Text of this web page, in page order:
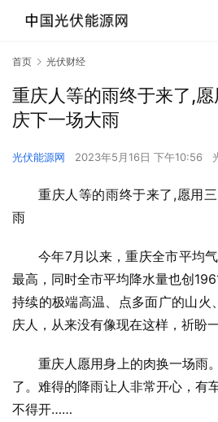
首页 光伏财经
重庆人等的雨终于来了,
庆下一场大雨
光伏能源网 2023年5月16日 下午10:56
重庆人等的雨终于来了,愿用
雨
今年7月以来，重庆全市平均
最高，同时全市平均降水量也创
持续的极端高温、点多面广的山
庆人，从来没有像现在这样，祈盼
重庆人愿用身上的肉换一场雨
了。难得的降雨让人非常开心，有
不得开……